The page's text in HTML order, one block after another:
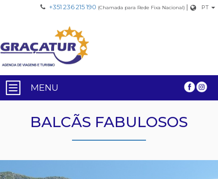
+351 236 215 190 (Chamada para Rede Fixa Nacional) | PT
MENU
BALCÃS FABULOSOS